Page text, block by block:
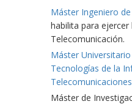
Máster Ingeniero
habilita para
Telecomunicación.
Máster
Tecnologías de la
Máster de